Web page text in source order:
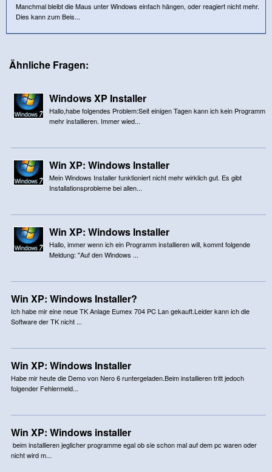
Manchmal bleibt die Maus unter Windows einfach hängen, oder reagiert nicht mehr.
Dies kann zum Beis...
Ähnliche Fragen:
Windows XP Installer
Hallo,habe folgendes Problem:Seit einigen Tagen kann ich kein Programm
mehr installieren. Immer wied...
Win XP: Windows Installer
Mein Windows Installer funktioniert nicht mehr wirklich gut. Es gibt
Installationsprobleme bei allen...
Win XP: Windows Installer
Hallo, immer wenn ich ein Programm installieren will, kommt folgende
Meldung: "Auf den Windows ...
Win XP: Windows Installer?
Ich habe mir eine neue TK Anlage Eumex 704 PC Lan gekauft.Leider kann ich die
Software der TK nicht ...
Win XP: Windows Installer
Habe mir heute die Demo von Nero 6 runtergeladen.Beim installieren tritt jedoch
folgender Fehlermeld...
Win XP: Windows installer
beim installieren jeglicher programme egal ob sie schon mal auf dem pc waren oder
nicht wird m...